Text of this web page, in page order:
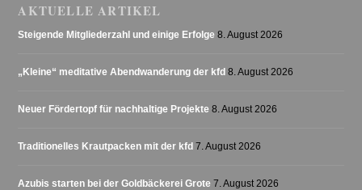
AKTUELLE ARTIKEL
Steigende Mitgliederzahl und einige Erfolge 8. August 2026
„Kleine“ meditative Abendwanderung der kfd 8. August 2026
Neuer Fördertopf für nachhaltige Projekte 8. August 2026
Traditionelles Krautpacken mit der kfd 7. August 2026
Azubis starten bei der Goldbäckerei Grote 7. August 2026